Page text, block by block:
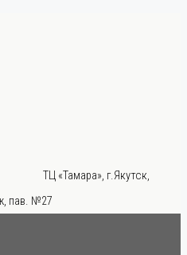
ТЦ «Тамара», г.Якутск,
пав. №27